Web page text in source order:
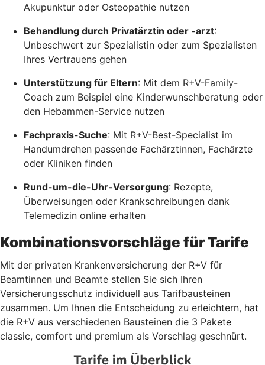
Akupunktur oder Osteopathie nutzen
Behandlung durch Privatärztin oder -arzt:
Unbeschwert zur Spezialistin oder zum Spezialisten
Ihres Vertrauens gehen
Unterstützung für Eltern: Mit dem R+V-Family-
Coach zum Beispiel eine Kinderwunschberatung oder
den Hebammen-Service nutzen
Fachpraxis-Suche: Mit R+V-Best-Specialist im
Handumdrehen passende Fachärztinnen, Fachärzte
oder Kliniken finden
Rund-um-die-Uhr-Versorgung: Rezepte,
Überweisungen oder Krankschreibungen dank
Telemedizin online erhalten
Kombinationsvorschläge für Tarife
Mit der privaten Krankenversicherung der R+V für
Beamtinnen und Beamte stellen Sie sich Ihren
Versicherungsschutz individuell aus Tarifbausteinen
zusammen. Um Ihnen die Entscheidung zu erleichtern, hat
die R+V aus verschiedenen Bausteinen die 3 Pakete
classic, comfort und premium als Vorschlag geschnürt.